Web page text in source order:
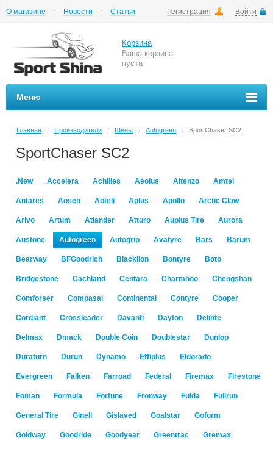
Регистрация Войти
О магазине Новости
Статьи
Корзина
Ваша корзина
пуста
Меню
Главная / Производители / Шины / Autogreen / SportChaser SC2
SportChaser SC2
.New Accelera Achilles Aeolus Altenzo Amtel
Antares Aosen Aoteli Aplus Apollo Arctic Claw
Arivo Artum Atlander Atturo Auplus Tire Aurora
Austone Autogreen Autogrip Avatyre Bars Barum
Bearway BFGoodrich Blacklion Bontyre Boto
Bridgestone Cachland Centara Charmhoo Chengshan
Comforser Compasal Continental Contyre Cooper
Cordiant Crossleader Davanti Dayton Delinte
Delmax Dmack Double Coin Doublestar Dunlop
Duraturn Durun Dynamo Effiplus Eldorado
Evergreen Falken Farroad Federal Firemax Firestone
Foman Formula Fortune Fronway Fulda Fullrun
General Tire Ginell Gislaved Goalstar Goform
Goldway Goodride Goodyear Greentrac Gremax